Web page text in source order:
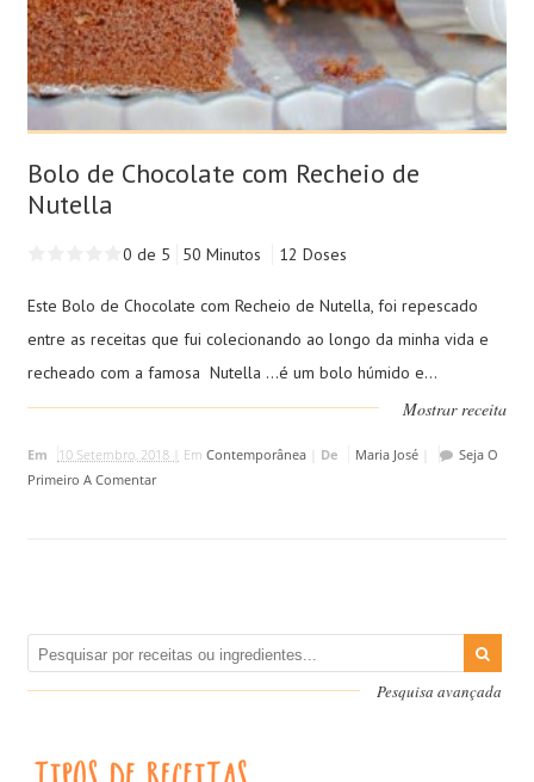
Bolo de Chocolate com Recheio de
Nutella
0 de 5 50 Minutos 12 Doses
Este Bolo de Chocolate com Recheio de Nutella, foi repescado
entre as receitas que fui colecionando ao longo da minha vida e
recheado com a famosa Nutella ...é um bolo húmido e...
Mostrar receita
Em 10 Setembro, 2018 | Em Contemporânea| De Maria José|
Seja O
Primeiro A Comentar
Pesquisa avançada